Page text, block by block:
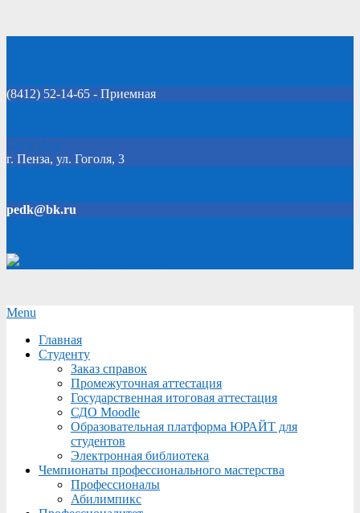
(8412) 52-14-65 - Приемная
Click Here
г. Пенза, ул. Гоголя, 3
pedk@bk.ru
Secondary
Menu
Menu
Главная
Студенту
Заказ справок
Промежуточная аттестация
Государственная итоговая аттестация
СДО Moodle
Образовательная платформа ЮРАЙТ для
студентов
Электронная библиотека
Чемпионаты профессионального мастерства
Профессионалы
Абилимпикс